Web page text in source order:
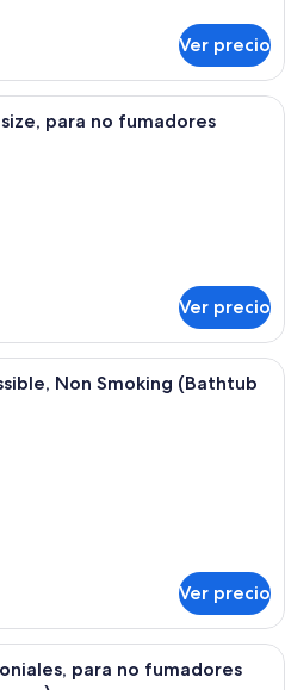
Ver precio
Una habitación de hotel con dos
para no fumadores
Ver precio
Habitación de hotel con dos camas,
Non Smoking (Bathtub
Ver precio
Habitación de hotel con dos camas,
para no fumadores